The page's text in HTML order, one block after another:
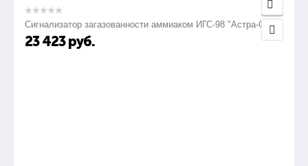
Сигнализатор загазованности аммиаком ИГС-98 "Астра-СВ"
23 423 руб.